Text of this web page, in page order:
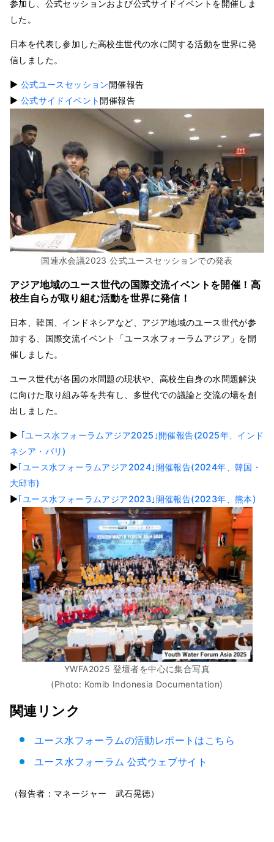
参加し、公式セッションおよび公式サイドイベントを開催しま
した。
日本を代表し参加した高校生世代の水に関する活動を世界に発
信しました。
▶ 公式ユースセッション開催報告
▶ 公式サイドイベント開催報告
国連水会議2023 公式ユースセッションでの発表
アジア地域のユース世代の国際交流イベントを開催！高
校生 自らが取り組む活動を世界に発信！
日本、韓国、インドネシアなど、アジア地域のユース世代が参
加する、国際交流イベント「ユース水フォーラムアジア」を開
催しました。
ユース世代が各国の水問題の現状や、高校生自身の水問題解決
に向けた取り組み等を共有し、多世代での議論と交流の場を創
出しました。
▶ ｢ユース水フォーラムアジア2025｣開催報告(2025年、インド
ネシア・バリ)
▶｢ユース水フォーラムアジア2024｣開催報告(2024年、韓国・
大邱市)
▶｢ユース水フォーラムアジア2023｣開催報告(2023年、熊本)
YWFA2025 登壇者を中心に集合写真
(Photo: Komib Indonesia Documentation)
関連リンク
ユース水フォーラムの活動レポートはこちら
ユース水フォーラム 公式ウェブサイト
（報告者：マネージャー 武石晃徳）